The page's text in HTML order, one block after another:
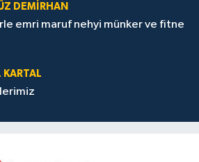
DEMIRHAN
emri maruf nehyi münker ve fitne
KARTAL